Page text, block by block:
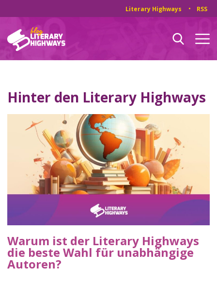
Literary Highways RSS
Hinter den Literary Highways
Warum ist der Literary Highways
die beste Wahl für unabhängige
Autoren?